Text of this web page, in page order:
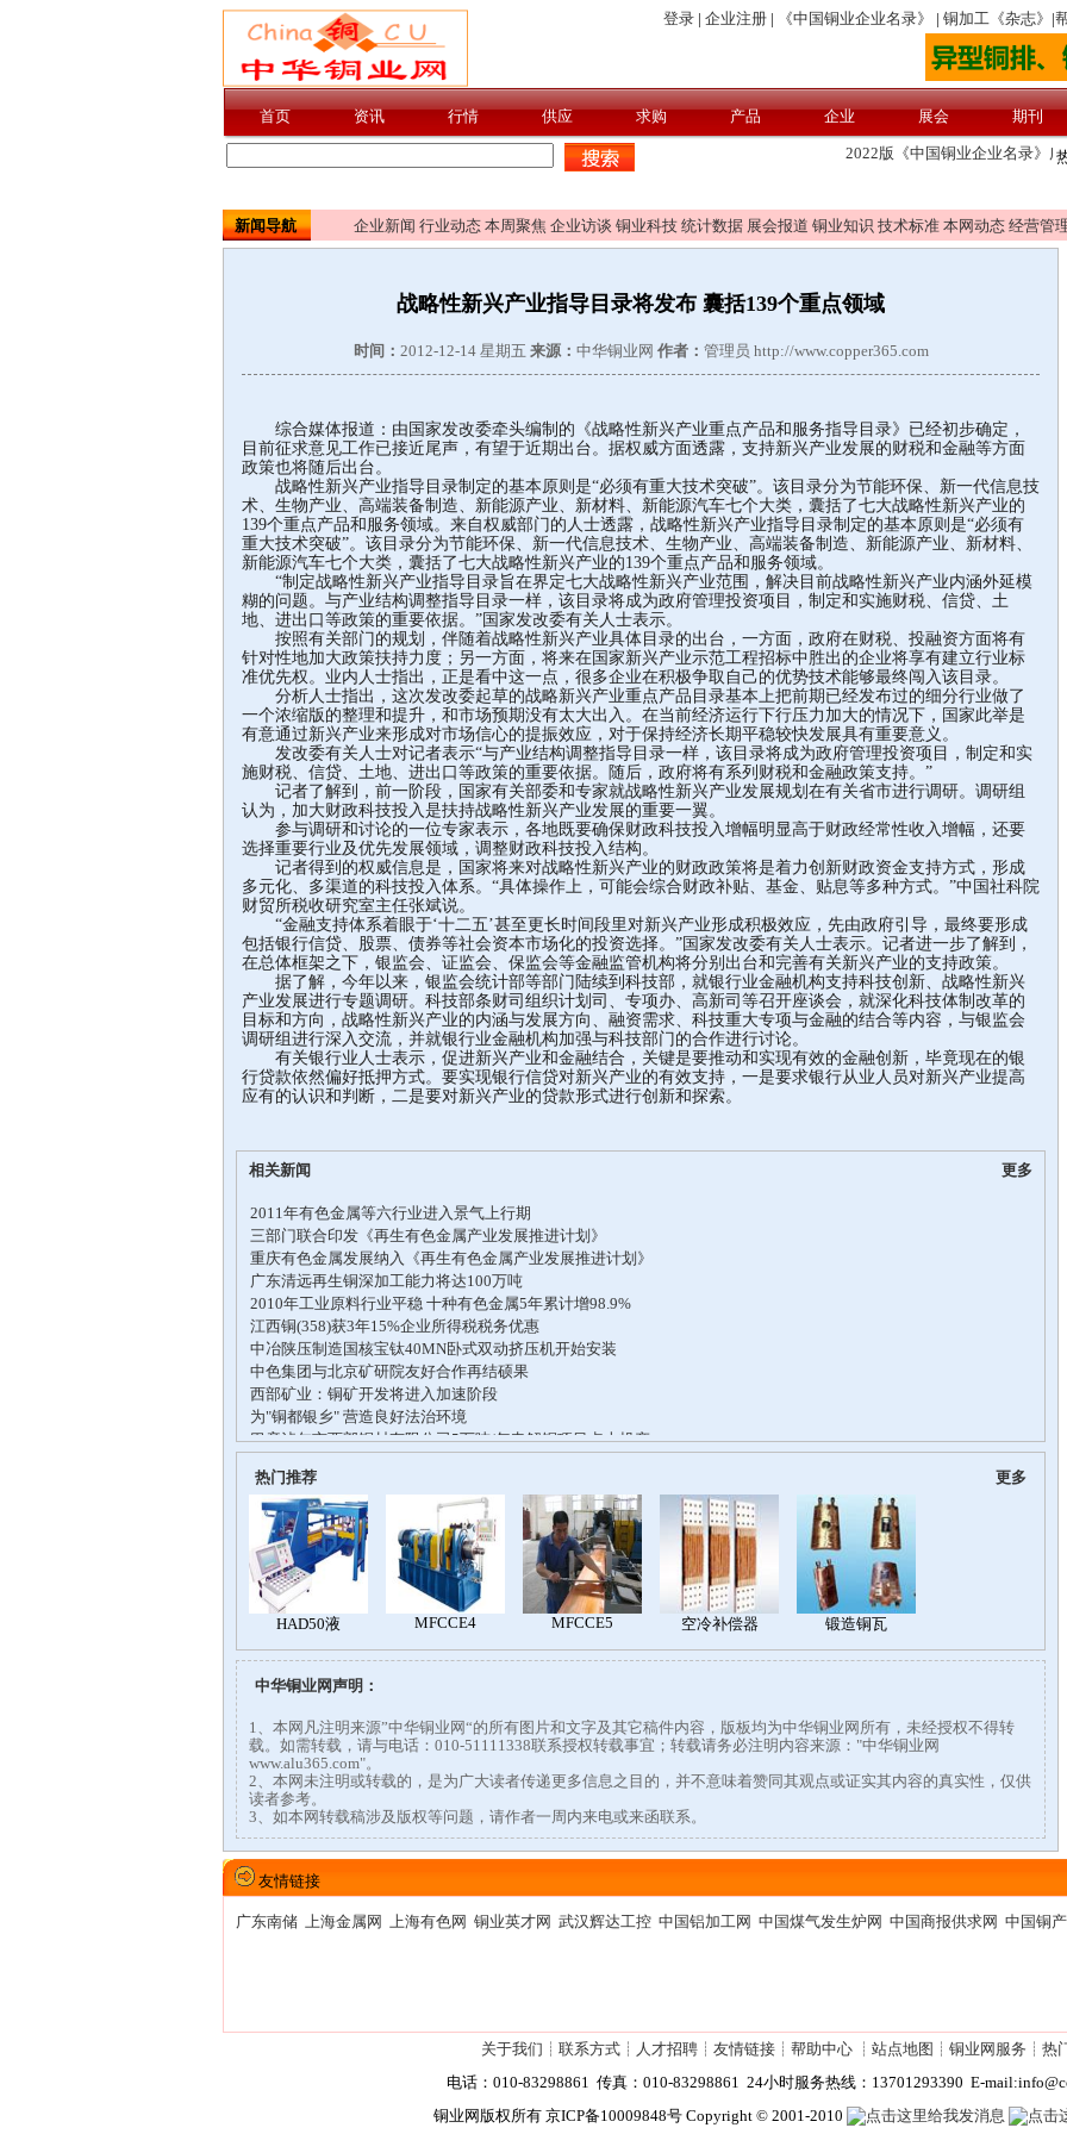
新闻导航 企业新闻 行业动态 本周聚焦 企业访谈 铜业科技 统计数据 展会报道 铜业知识 技术标准 本网动态 经营管
战略性新兴产业指导目录将发布 囊括139个重点领域
时间： 2012-12-14 星期五 来源： 中华铜业网 作者： 管理员 http://www.copper365.com
综合媒体报道：由国家发改委牵头编制的《战略性新兴产业重点产品和服务指导目录》已经初步确定，
目前征求意见工作已接近尾声，有望于近期出台。据权威方面透露，支持新兴产业发展的财税和金融等方面
政策也将随后出台。
战略性新兴产业指导目录制定的基本原则是“必须有重大技术突破”。该目录分为节能环保、新一代信息技
术、生物产业、高端装备制造、新能源产业、新材料、新能源汽车七个大类，囊括了七大战略性新兴产业的
139个重点产品和服务领域。来自权威部门的人士透露，战略性新兴产业指导目录制定的基本原则是“必须有
重大技术突破”。该目录分为节能环保、新一代信息技术、生物产业、高端装备制造、新能源产业、新材料、
新能源汽车七个大类，囊括了七大战略性新兴产业的139个重点产品和服务领域。
“制定战略性新兴产业指导目录旨在界定七大战略性新兴产业范围，解决目前战略性新兴产业内涵外延模
糊的问题。与产业结构调整指导目录一样，该目录将成为政府管理投资项目，制定和实施财税、信贷、土
地、进出口等政策的重要依据。”国家发改委有关人士表示。
按照有关部门的规划，伴随着战略性新兴产业具体目录的出台，一方面，政府在财税、投融资方面将有
针对性地加大政策扶持力度；另一方面，将来在国家新兴产业示范工程招标中胜出的企业将享有建立行业标
准优先权。业内人士指出，正是看中这一点，很多企业在积极争取自己的优势技术能够最终闯入该目录。
分析人士指出，这次发改委起草的战略新兴产业重点产品目录基本上把前期已经发布过的细分行业做了
一个浓缩版的整理和提升，和市场预期没有太大出入。在当前经济运行下行压力加大的情况下，国家此举是
有意通过新兴产业来形成对市场信心的提振效应，对于保持经济长期平稳较快发展具有重要意义。
发改委有关人士对记者表示“与产业结构调整指导目录一样，该目录将成为政府管理投资项目，制定和实
施财税、信贷、土地、进出口等政策的重要依据。随后，政府将有系列财税和金融政策支持。”
记者了解到，前一阶段，国家有关部委和专家就战略性新兴产业发展规划在有关省市进行调研。调研组
认为，加大财政科技投入是扶持战略性新兴产业发展的重要一翼。
参与调研和讨论的一位专家表示，各地既要确保财政科技投入增幅明显高于财政经常性收入增幅，还要
选择重要行业及优先发展领域，调整财政科技投入结构。
记者得到的权威信息是，国家将来对战略性新兴产业的财政政策将是着力创新财政资金支持方式，形成
多元化、多渠道的科技投入体系。“具体操作上，可能会综合财政补贴、基金、贴息等多种方式。”中国社科院
财贸所税收研究室主任张斌说。
“金融支持体系着眼于‘十二五’甚至更长时间段里对新兴产业形成积极效应，先由政府引导，最终要形成
包括银行信贷、股票、债券等社会资本市场化的投资选择。”国家发改委有关人士表示。记者进一步了解到，
在总体框架之下，银监会、证监会、保监会等金融监管机构将分别出台和完善有关新兴产业的支持政策。
据了解，今年以来，银监会统计部等部门陆续到科技部，就银行业金融机构支持科技创新、战略性新兴
产业发展进行专题调研。科技部条财司组织计划司、专项办、高新司等召开座谈会，就深化科技体制改革的
目标和方向，战略性新兴产业的内涵与发展方向、融资需求、科技重大专项与金融的结合等内容，与银监会
调研组进行深入交流，并就银行业金融机构加强与科技部门的合作进行讨论。
有关银行业人士表示，促进新兴产业和金融结合，关键是要推动和实现有效的金融创新，毕竟现在的银
行贷款依然偏好抵押方式。要实现银行信贷对新兴产业的有效支持，一是要求银行从业人员对新兴产业提高
应有的认识和判断，二是要对新兴产业的贷款形式进行创新和探索。
相关新闻 更多
热门推荐 更多
中华铜业网声明：
1、本网凡注明来源”中华铜业网“的所有图片和文字及其它稿件内容，版板均为中华铜业网所有，未经授权不得转
载。如需转载，请与电话：010-51111338联系授权转载事宜；转载请务必注明内容来源："中华铜业网
www.alu365.com"。
2、本网未注明或转载的，是为广大读者传递更多信息之目的，并不意味着赞同其观点或证实其内容的真实性，仅供
读者参考。
3、如本网转载稿涉及版权等问题，请作者一周内来电或来函联系。